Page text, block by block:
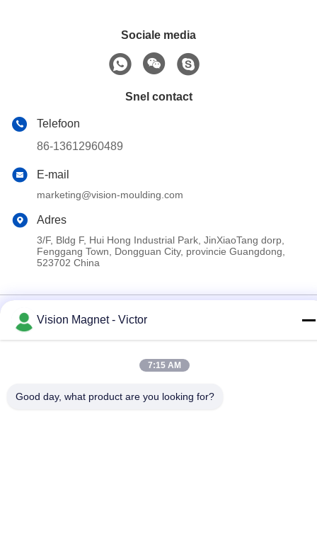
Sociale media
Snel contact
Telefoon
86-13612960489
E-mail
marketing@vision-moulding.com
Adres
3/F, Bldg F, Hui Hong Industrial Park, JinXiaoTang dorp,
Fenggang Town, Dongguan City, provincie Guangdong,
523702 China
Magnetoelectricity Technology Co., Ltd. Alle rechten
Vision Magnet - Victor
7:15 AM
Good day, what product are you looking for?